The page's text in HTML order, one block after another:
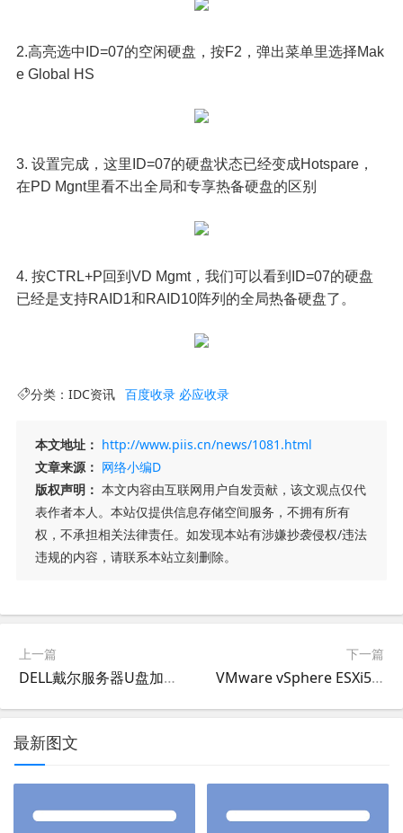
2.高亮选中ID=07的空闲硬盘，按F2，弹出菜单里选择Mak
e Global HS
3. 设置完成，这里ID=07的硬盘状态已经变成Hotspare，
在PD Mgnt里看不出全局和专享热备硬盘的区别
4. 按CTRL+P回到VD Mgmt，我们可以看到ID=07的硬盘
已经是支持RAID1和RAID10阵列的全局热备硬盘了。
分类： IDC资讯 百度收录 必应收录
本文地址： http://www.piis.cn/news/1081.html
文章来源： 网络小编D
版权声明： 本文内容由互联网用户自发贡献，该文观点仅代
表作者本人。本站仅提供信息存储空间服务，不拥有所有
权，不承担相关法律责任。如发现本站有涉嫌抄袭侵权/违法
违规的内容，请联系本站立刻删除。
上一篇
DELL戴尔服务器U盘加载硬盘控制卡驱动安装WIN2003
下一篇
VMware vSphere ESXi5升级至ESXi5.5
最新图文